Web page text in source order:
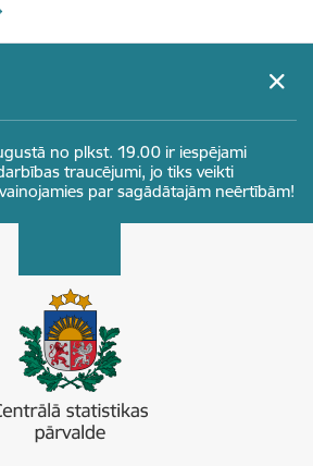
no plkst. 19.00 ir iespējami
traucējumi, jo tiks veikti
par sagādātajām neērtībām!